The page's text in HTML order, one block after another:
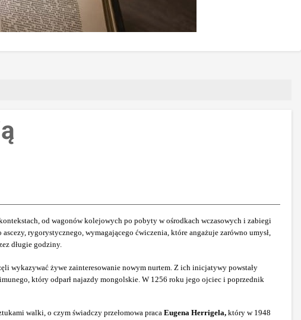
od wagonów kolejowych po pobyty w ośrodkach wczasowych i zabiegi
rygorystycznego, wymagającego ćwiczenia, które angażuje zarówno umysł,
długie godziny.
wykazywać żywe zainteresowanie nowym nurtem. Z ich inicjatywy powstały
który odparł najazdy mongolskie. W 1256 roku jego ojciec i poprzednik
walki, o czym świadczy przełomowa praca Eugena Herrigela, który w 1948